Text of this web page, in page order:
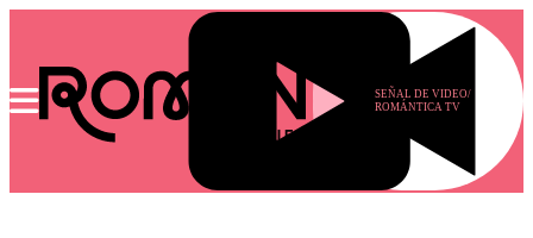
SEÑAL DE VIDEO/
ROMÁNTICA TV